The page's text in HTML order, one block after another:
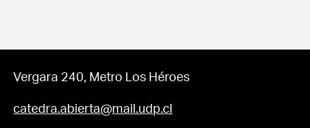
Vergara 240, Metro Los Héroes
catedra.abierta@mail.udp.cl